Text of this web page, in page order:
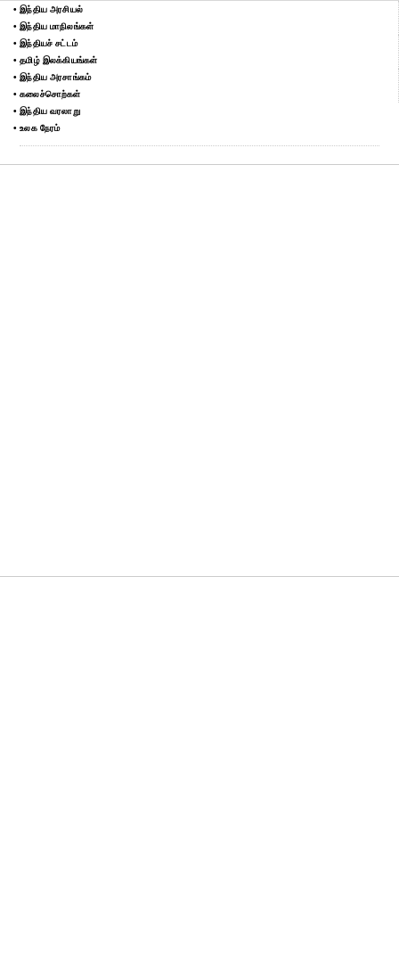
• இந்திய அரசியல்
• இந்திய மாநிலங்கள்
• இந்தியச் சட்டம்
• தமிழ் இலக்கியங்கள்
• இந்திய அரசாங்கம்
• கலைச்சொற்கள்
• இந்திய வரலாறு
• உலக நேரம்